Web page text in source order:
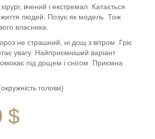
вчений і екстремал. Катається
життя людей. Позує як модель. Тож
власника.
не страшний, ні дощ з вітром. Гріє
увагу. Найприємніший варіант
під дощем і снігом. Приємна
голови)
$